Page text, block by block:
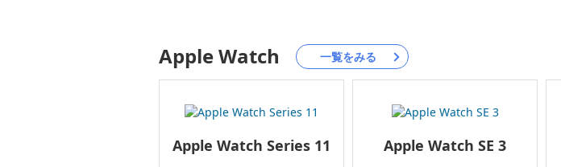
Apple Watch 一覧をみる
Apple Watch Series 11 Apple Watch SE 3